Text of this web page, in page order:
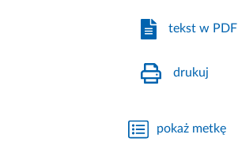
tekst w PDF
drukuj
pokaż metkę